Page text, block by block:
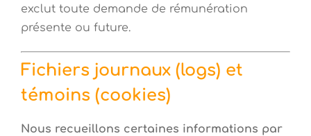
exclut toute demande de rémunération
présente ou future.
Fichiers journaux (logs) et
témoins (cookies)
Nous recueillons certaines informations par